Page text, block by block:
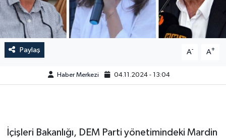
Paylaş A- A+
Haber Merkezi 04.11.2024 - 13:04
İçişleri Bakanlığı, DEM Parti yönetimindeki Mardin